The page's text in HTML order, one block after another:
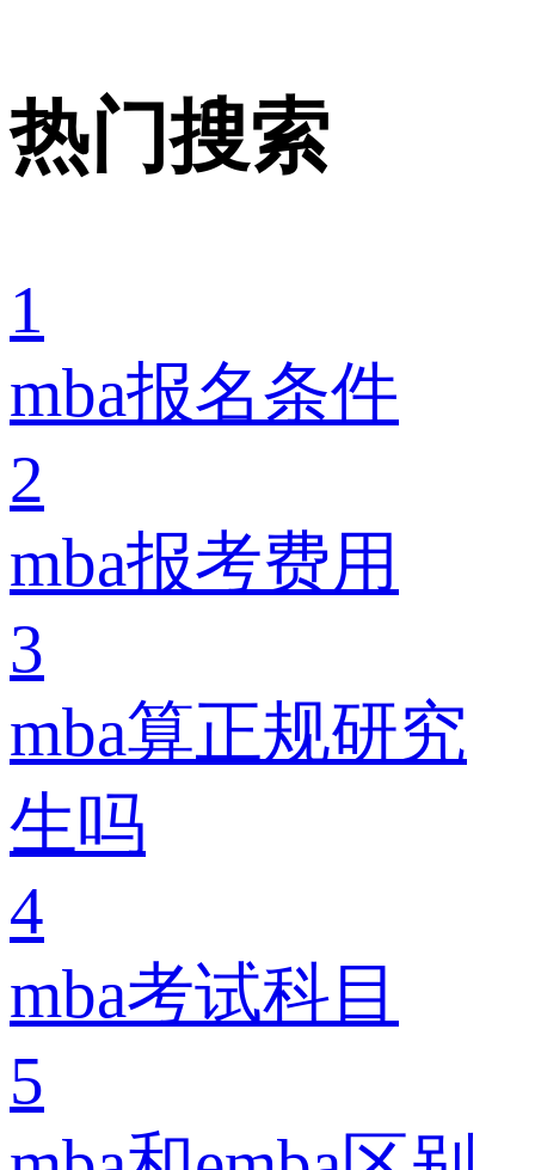
热门搜索
1
mba报名条件
2
mba报考费用
3
mba算正规研究
生吗
4
mba考试科目
5